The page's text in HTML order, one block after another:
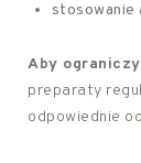
stosowanie
Aby
preparaty
odpowiednie